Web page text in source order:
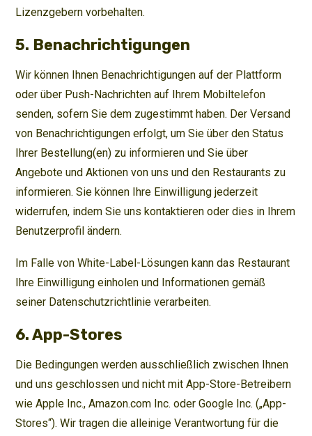
Lizenzgebern vorbehalten.
5. Benachrichtigungen
Wir können Ihnen Benachrichtigungen auf der Plattform
oder über Push-Nachrichten auf Ihrem Mobiltelefon
senden, sofern Sie dem zugestimmt haben. Der Versand
von Benachrichtigungen erfolgt, um Sie über den Status
Ihrer Bestellung(en) zu informieren und Sie über
Angebote und Aktionen von uns und den Restaurants zu
informieren. Sie können Ihre Einwilligung jederzeit
widerrufen, indem Sie uns kontaktieren oder dies in Ihrem
Benutzerprofil ändern.
Im Falle von White-Label-Lösungen kann das Restaurant
Ihre Einwilligung einholen und Informationen gemäß
seiner Datenschutzrichtlinie verarbeiten.
6. App-Stores
Die Bedingungen werden ausschließlich zwischen Ihnen
und uns geschlossen und nicht mit App-Store-Betreibern
wie Apple Inc., Amazon.com Inc. oder Google Inc. („App-
Stores“). Wir tragen die alleinige Verantwortung für die